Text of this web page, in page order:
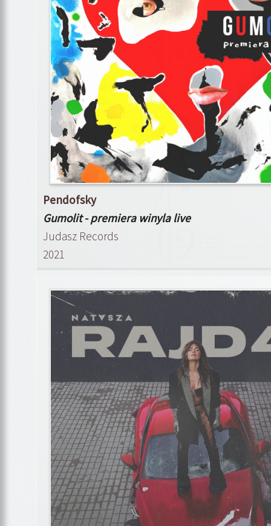
Pendofsky
Gumolit - premiera winyla live
Judasz Records
2021